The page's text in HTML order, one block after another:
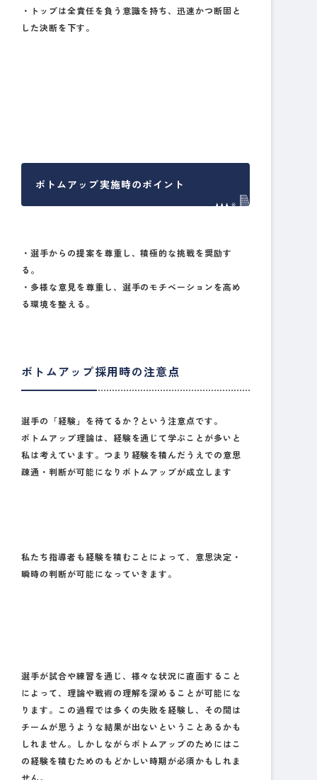
・トップは全責任を負う意識を持ち、迅速かつ断固と
した決断を下す。
ボトムアップ実施時のポイント
・ 選手からの提案を尊重し、積極的な挑戦を奨励す
る。
・多様な意見を尊重し、選手のモチベーションを高め
る環境を整える。
ボトムアップ採用時の注意点
選手の「経験」を待てるか？という注意点です。
ボトムアップ理論は、経験を通じて学ぶことが多いと
私は考えています。つまり経験を積んだうえでの意思
疎通・判断が可能になりボトムアップが成立します
私たち指導者も経験を積むことによって、意思決定・
瞬時の判断が可能になっていきます。
選手が試合や練習を通じ、様々な状況に直面すること
によって、理論や戦術の理解を深めることが可能にな
ります。この過程では多くの失敗を経験し、その間は
チームが思うような結果が出ないということあるかも
しれません。しかしながらボトムアップのためにはこ
の経験を積むためのもどかしい時期が必須かもしれま
せん。